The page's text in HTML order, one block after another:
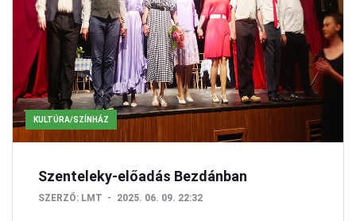
KULTÚRA/SZÍNHÁZ
Szenteleky-előadás Bezdánban
SZERZŐ: LMT 2025. 06. 09. 22:32